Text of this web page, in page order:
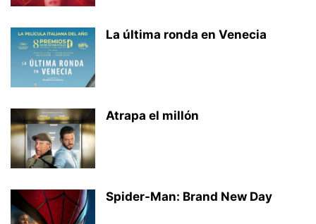
La última ronda en Venecia
Atrapa el millón
Spider-Man: Brand New Day